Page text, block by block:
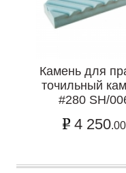
Камень для
точильный
#280 SH/
4 250.00